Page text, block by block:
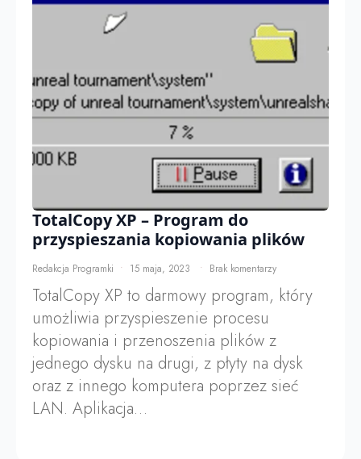
TotalCopy XP – Program do
przyspieszania kopiowania plików
Redakcja Programki 15 maja, 2023 Brak komentarzy
TotalCopy XP to darmowy program, który
umożliwia przyspieszenie procesu
kopiowania i przenoszenia plików z
jednego dysku na drugi, z płyty na dysk
oraz z innego komputera poprzez sieć
LAN. Aplikacja…